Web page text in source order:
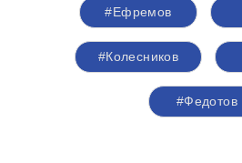
#Ефремов
#Колесников
#Федотов